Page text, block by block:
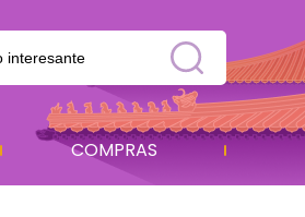
COMPRAS